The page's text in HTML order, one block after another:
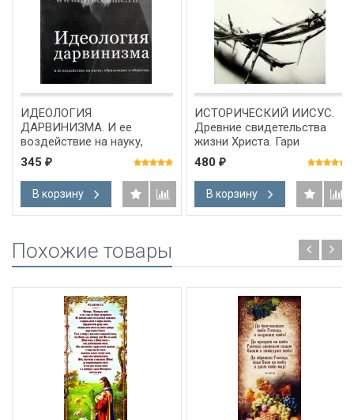
ИДЕОЛОГИЯ
ДАРВИНИЗМА. И ее
воздействие на науку,
образование и общество.
Тематический сборник
345 ₽
В корзину
ИСТОРИЧЕСКИЙ ИИСУС.
Древние свидетельства
жизни Христа. Гари
Хабермас
480 ₽
В корзину
Похожие товары